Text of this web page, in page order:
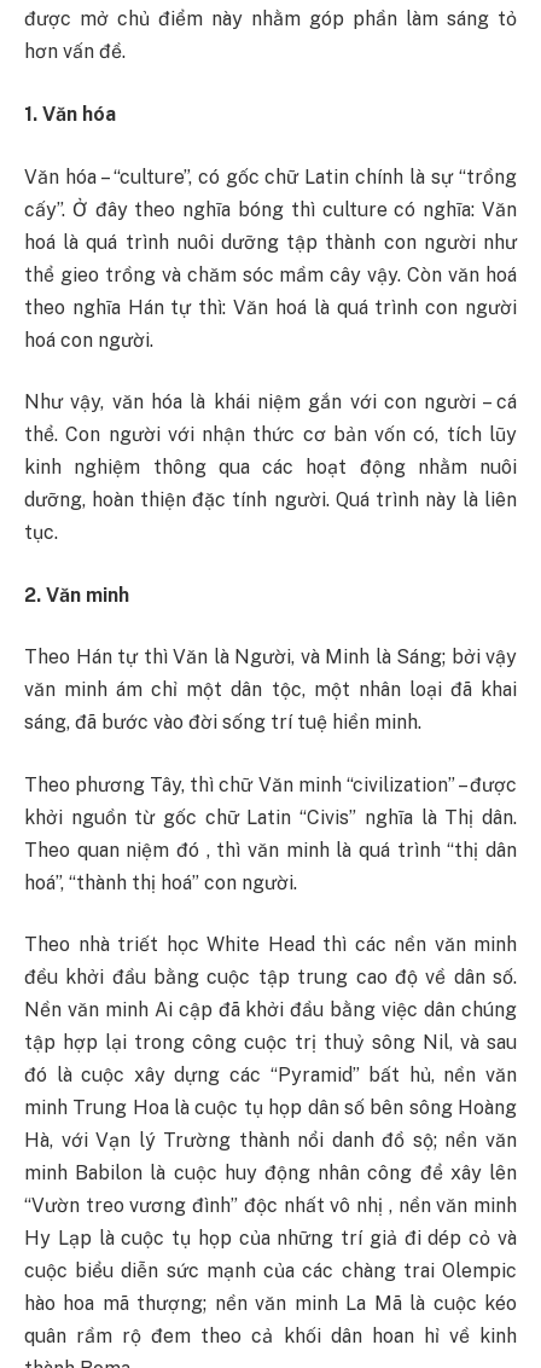
được mở chủ điểm này nhằm góp phần làm sáng tỏ
hơn vấn đề.
1. Văn hóa
Văn hóa – “culture”, có gốc chữ Latin chính là sự “trồng
cấy”. Ở đây theo nghĩa bóng thì culture có nghĩa: Văn
hoá là quá trình nuôi dưỡng tập thành con người như
thể gieo trồng và chăm sóc mầm cây vậy. Còn văn hoá
theo nghĩa Hán tự thì: Văn hoá là quá trình con người
hoá con người.
Như vậy, văn hóa là khái niệm gắn với con người – cá
thể. Con người với nhận thức cơ bản vốn có, tích lũy
kinh nghiệm thông qua các hoạt động nhằm nuôi
dưỡng, hoàn thiện đặc tính người. Quá trình này là liên
tục.
2. Văn minh
Theo Hán tự thì Văn là Người, và Minh là Sáng; bởi vậy
văn minh ám chỉ một dân tộc, một nhân loại đã khai
sáng, đã bước vào đời sống trí tuệ hiền minh.
Theo phương Tây, thì chữ Văn minh “civilization” – được
khởi nguồn từ gốc chữ Latin “Civis” nghĩa là Thị dân.
Theo quan niệm đó , thì văn minh là quá trình “thị dân
hoá”, “thành thị hoá” con người.
Theo nhà triết học White Head thì các nền văn minh
đều khởi đầu bằng cuộc tập trung cao độ về dân số.
Nền văn minh Ai cập đã khởi đầu bằng việc dân chúng
tập hợp lại trong công cuộc trị thuỷ sông Nil, và sau
đó là cuộc xây dựng các “Pyramid” bất hủ, nền văn
minh Trung Hoa là cuộc tụ họp dân số bên sông Hoàng
Hà, với Vạn lý Trường thành nổi danh đồ sộ; nền văn
minh Babilon là cuộc huy động nhân công để xây lên
“Vườn treo vương đình” độc nhất vô nhị , nền văn minh
Hy Lạp là cuộc tụ họp của những trí giả đi dép cỏ và
cuộc biểu diễn sức mạnh của các chàng trai Olempic
hào hoa mã thượng; nền văn minh La Mã là cuộc kéo
quân rầm rộ đem theo cả khối dân hoan hỉ về kinh